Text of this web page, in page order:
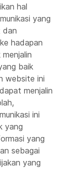
hal
yang
dan
hadapan
baik
website ini
menjalin
ini
yang
yang
sebagai
yang